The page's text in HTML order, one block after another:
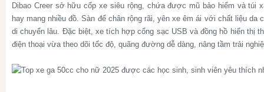
Dibao Creer sở hữu cốp xe siêu rộng, chứa được mũ bảo hiểm và túi
hay mang nhiều đồ. Sàn để chân rộng rãi, yên xe êm ái với chất liệu da
di chuyển lâu. Đặc biệt, xe tích hợp cổng sạc USB và đồng hồ hiển thị
điện thoại vừa theo dõi tốc độ, quãng đường dễ dàng, nâng tầm trải